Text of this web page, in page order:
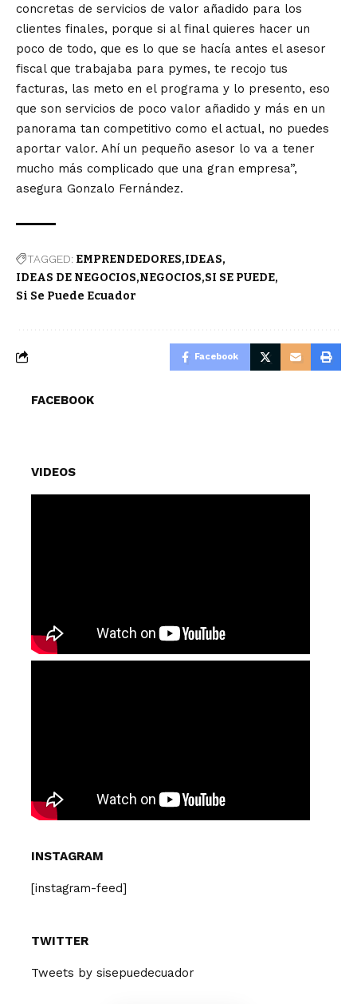
concretas de servicios de valor añadido para los
clientes finales, porque si al final quieres hacer un
poco de todo, que es lo que se hacía antes el asesor
fiscal que trabajaba para pymes, te recojo tus
facturas, las meto en el programa y lo presento, eso
que son servicios de poco valor añadido y más en un
panorama tan competitivo como el actual, no puedes
aportar valor. Ahí un pequeño asesor lo va a tener
mucho más complicado que una gran empresa”,
asegura Gonzalo Fernández.
TAGGED: EMPRENDEDORES IDEAS
IDEAS DE NEGOCIOS NEGOCIOS SI SE PUEDE
Si Se Puede Ecuador
Facebook
FACEBOOK
VIDEOS
INSTAGRAM
[instagram-feed]
TWITTER
Tweets by sisepuedecuador